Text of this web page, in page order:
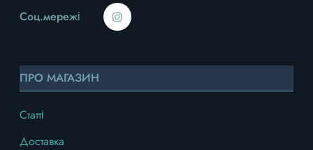
Соц.мережі
ПРО МАГАЗИН
Статті
Доставка